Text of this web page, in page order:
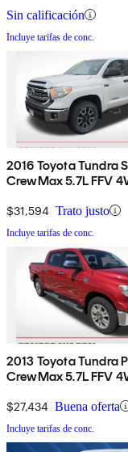
Sin calificación
Incluye tarifas de conc.
2016 Toyota Tundra
CrewMax 5.7L FFV
$31,594 Trato justo
Incluye tarifas de conc.
2013 Toyota Tundra
CrewMax 5.7L FFV
$27,434 Buena oferta
Incluye tarifas de conc.